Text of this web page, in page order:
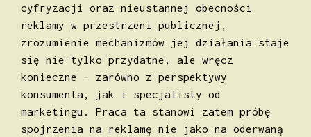
cyfryzacji oraz nieustannej obecności
reklamy w przestrzeni publicznej,
zrozumienie mechanizmów jej działania staje
się nie tylko przydatne, ale wręcz
konieczne – zarówno z perspektywy
konsumenta, jak i specjalisty od
marketingu. Praca ta stanowi zatem próbę
spojrzenia na reklamę nie jako na oderwaną